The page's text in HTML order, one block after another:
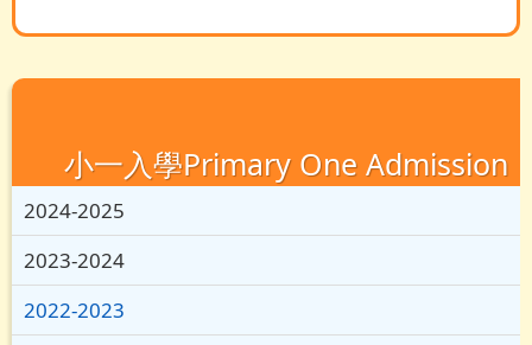
小一入學Primary One Admission
2024-2025
2023-2024
2022-2023